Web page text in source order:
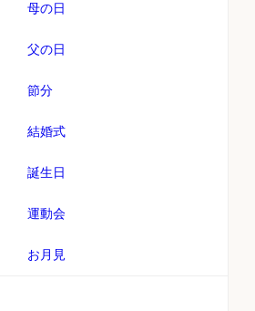
母の日
父の日
節分
結婚式
誕生日
運動会
お月見